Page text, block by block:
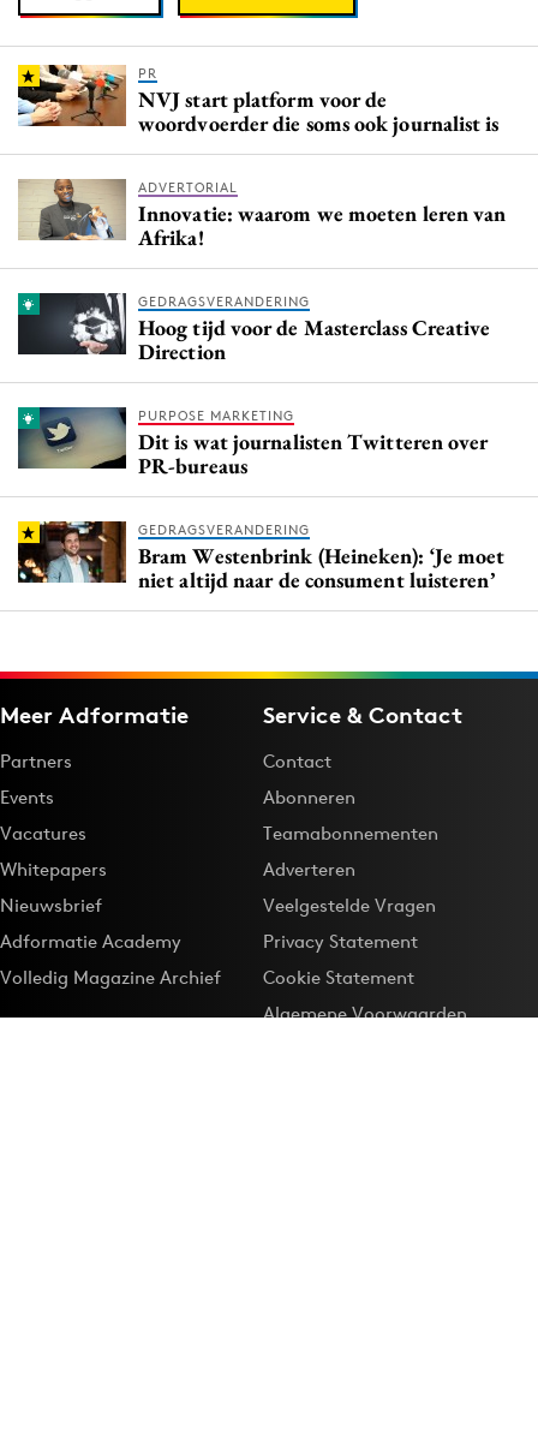
PR
NVJ start platform voor de
woordvoerder die soms ook journalist is
ADVERTORIAL
Innovatie: waarom we moeten leren van
Afrika!
GEDRAGSVERANDERING
Hoog tijd voor de Masterclass Creative
Direction
PURPOSE MARKETING
Dit is wat journalisten Twitteren over
PR-bureaus
GEDRAGSVERANDERING
Bram Westenbrink (Heineken): ‘Je moet
niet altijd naar de consument luisteren’
Meer Adformatie
Partners
Events
Vacatures
Whitepapers
Nieuwsbrief
Adformatie Academy
Volledig Magazine Archief
Service & Contact
Contact
Abonneren
Teamabonnementen
Adverteren
Veelgestelde Vragen
Privacy Statement
Cookie Statement
Algemene Voorwaarden